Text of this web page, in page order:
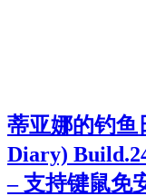
蒂亚娜的钓鱼
Diary)
– 支持键鼠免